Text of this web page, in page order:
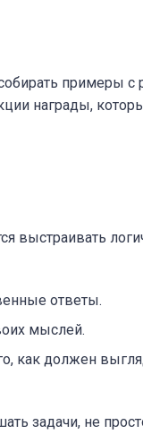
примеры
награды,
выстраивать
ответы.
мыслей.
как должен
задачи, не